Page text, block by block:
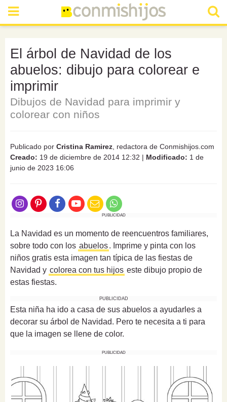
El árbol de Navidad de los
abuelos: dibujo para colorear e
imprimir
Dibujos de Navidad para imprimir y
colorear con niños
Publicado por Cristina Ramirez , redactora de Conmishijos.com
Creado: 19 de diciembre de 2014 12:32 | Modificado: 1 de
junio de 2023 16:06
PUBLICIDAD
La Navidad es un momento de reencuentros familiares,
sobre todo con los abuelos. Imprime y pinta con los
niños gratis esta imagen tan típica de las fiestas de
Navidad y colorea con tus hijos este dibujo propio de
estas fiestas.
PUBLICIDAD
Esta niña ha ido a casa de sus abuelos a ayudarles a
decorar su árbol de Navidad. Pero te necesita a ti para
que la imagen se llene de color.
PUBLICIDAD